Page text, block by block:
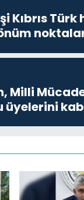
Kıbrıs Türk
Milli
üyelerini